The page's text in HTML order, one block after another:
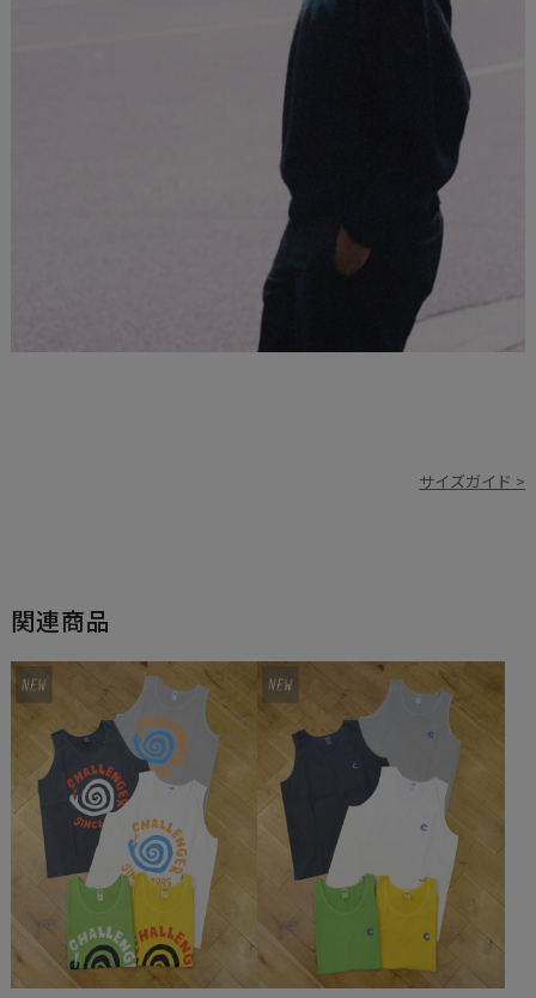
サイズガイド >
関連商品